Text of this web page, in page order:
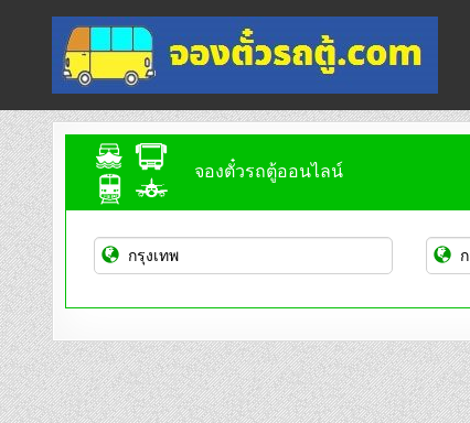
content
จองตั๋วรถตู้ออนไลน์
บริการจองตั๋วรถตู้ออนไลน์
จองตั๋วรถตู้ออนไลน์